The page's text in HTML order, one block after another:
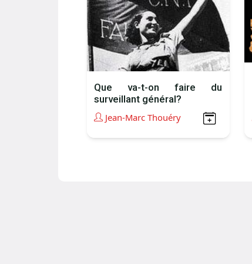
Que va-t-on faire du
surveillant général?
Jean-Marc Thouéry